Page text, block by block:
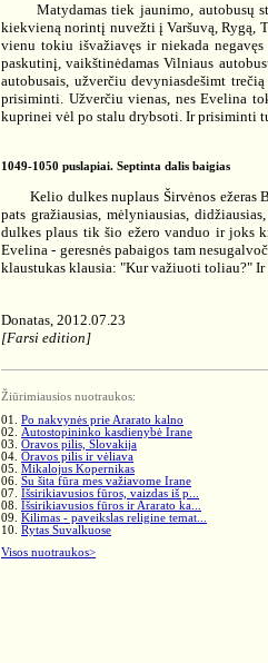
Matydamas tiek jaunimo, autobusų
kiekvieną norintį nuvežti į Varšuvą, Rygą,
vienu tokiu išvažiavęs ir niekada
paskutinį, vaikštinėdamas Vilniaus
autobusais, užverčiu devyniasdešimt
prisiminti. Užverčiu vienas, nes Evelina
kuprinei vėl po stalu drybsoti. Ir prisiminti
1049-1050 puslapiai. Septinta dalis baigias
Kelio dulkes nuplaus Širvėnos ežeras
pats gražiausias, mėlyniausias,
dulkes plaus tik šio ežero vanduo ir joks
Evelina - geresnės pabaigos tam
klaustukas klausia: "Kur važiuoti toliau?" Ir
Donatas, 2012.07.23
[Farsi edition]
Žiūrimiausios nuotraukos:
01. Po nakvynės prie Ararato kalno
02. Autostopininko kasdienybė Irane
03. Oravos pilis, Slovakija
04. Oravos pilis ir vėliava
05. Mikalojus Kopernikas
06. Su šita fūra mes važiavome Irane
07. Išsirikiavusios fūros, vaizdas iš p...
08. Išsirikiavusios fūros ir Ararato ka...
09. Kilimas - paveikslas religine temat...
10. Rytas Suvalkuose
Visos nuotraukos>